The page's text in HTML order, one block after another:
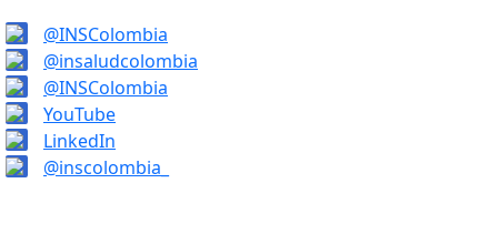
@INSColombia
@insaludcolombia
@INSColombia
YouTube
LinkedIn
@inscolombia_